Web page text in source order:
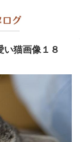
い猫画像１８